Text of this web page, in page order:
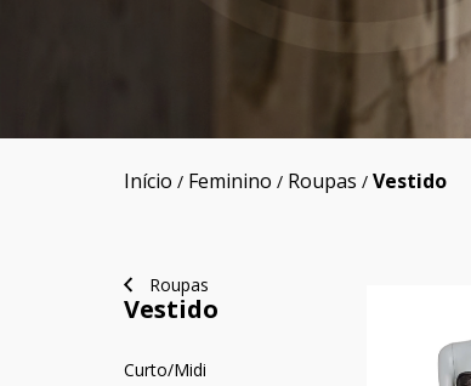
Início / Feminino / Roupas / Vestido
Roupas
Vestido
Curto/Midi